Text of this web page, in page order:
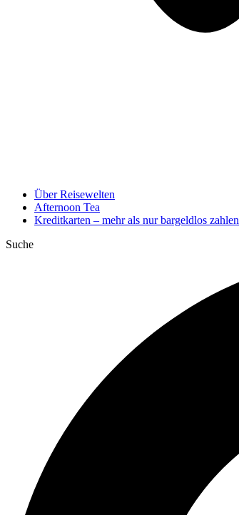
Über Reisewelten
Afternoon Tea
Kreditkarten – mehr als nur bargeldlos zahlen
Suche